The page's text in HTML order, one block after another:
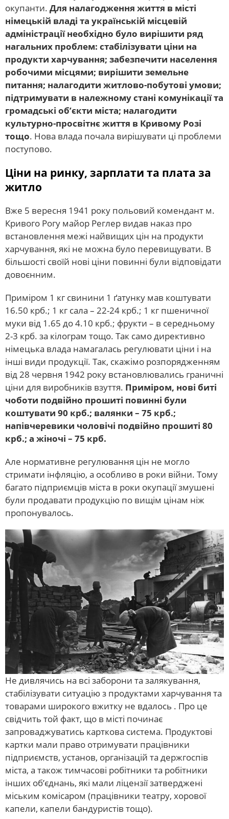
окупанти. Для налагодження життя в місті
німецькій владі та українській місцевій
адміністрації необхідно було вирішити ряд
нагальних проблем: стабілізувати ціни на
продукти харчування; забезпечити населення
робочими місцями; вирішити земельне
питання; налагодити житлово-побутові умови;
підтримувати в належному стані комунікації та
громадські об’єкти міста; налагодити
культурно-просвітнє життя в Кривому Розі
тощо. Нова влада почала вирішувати ці проблеми
поступово.
Ціни на ринку, зарплати та плата за
житло
Вже 5 вересня 1941 року польовий комендант м.
Кривого Рогу майор Реглер видав наказ про
встановлення межі найвищих цін на продукти
харчування, які не можна було перевищувати. В
більшості своїй нові ціни повинні були відповідати
довоєнним.
Приміром 1 кг свинини 1 ґатунку мав коштувати
16.50 крб.; 1 кг сала – 22-24 крб.; 1 кг пшеничної
муки від 1.65 до 4.10 крб.; фрукти – в середньому
2-3 крб. за кілограм тощо. Так само директивно
німецька влада намагалась регулювати ціни і на
інші види продукції. Так, скажімо розпорядженням
від 28 червня 1942 року встановлювались граничні
ціни для виробників взуття. Приміром, нові биті
чоботи подвійно прошиті повинні були
коштувати 90 крб.; валянки – 75 крб.;
напівчеревики чоловічі подвійно прошиті 80
крб.; а жіночі – 75 крб.
Але нормативне регулювання цін не могло
стримати інфляцію, а особливо в роки війни. Тому
багато підприємців міста в роки окупації змушені
були продавати продукцію по вищім цінам ніж
пропонувалось.
Не дивлячись на всі заборони та залякування,
стабілізувати ситуацію з продуктами харчування та
товарами широкого вжитку не вдалось . Про це
свідчить той факт, що в місті починає
запроваджуватись карткова система. Продуктові
картки мали право отримувати працівники
підприємств, установ, організацій та держгоспів
міста, а також тимчасові робітники та робітники
інших об’єднань, які мали ліцензії затверджені
міським комісаром (працівники театру, хорової
капели, капели бандуристів тощо).